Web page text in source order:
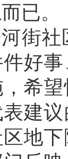
已。
街
好
希
建
地